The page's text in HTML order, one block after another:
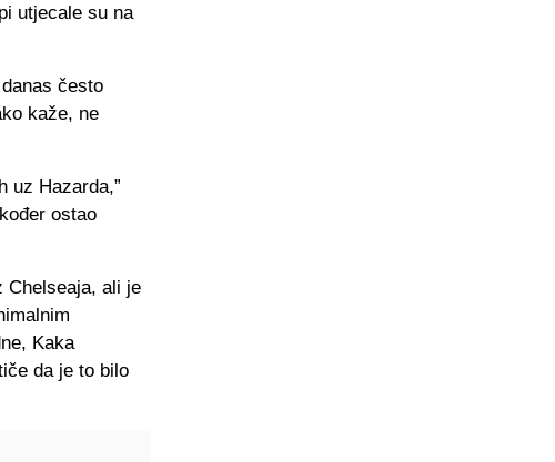
utjecale su na
često
kaže, ne
uz Hazarda,”
ostao
Chelseaja, ali je
Kaka
da je to bilo